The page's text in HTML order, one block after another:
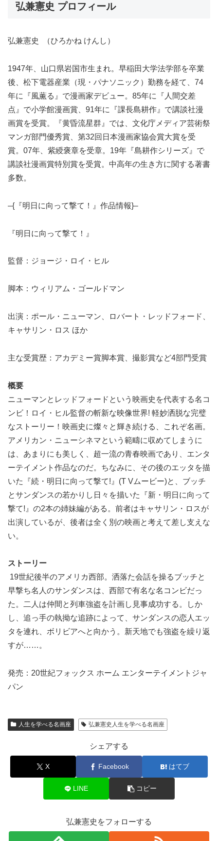
弘兼憲史 プロフィール
弘兼憲史 （ひろかね けんし）
1947年、山口県岩国市生まれ。早稲田大学法学部を卒業
後、松下電器産業（現・パナソニック）勤務を経て、74
年に『風薫る』で漫画家デビュー。85年に『人間交差
点』で小学館漫画賞、91年に『課長島耕作』で講談社漫
画賞を受賞。『黄昏流星群』では、文化庁メディア芸術祭
マンガ部門優秀賞、第32回日本漫画家協会賞大賞を受
賞。07年、紫綬褒章を受章。19年『島耕作シリーズ』で
講談社漫画賞特別賞を受賞。中高年の生き方に関する著書
多数。
–{『明日に向って撃て！』作品情報}–
『明日に向って撃て！』
監督：ジョージ・ロイ・ヒル
脚本：ウィリアム・ゴールドマン
出演：ポール・ニューマン、ロバート・レッドフォード、
キャサリン・ロス ほか
主な受賞歴：アカデミー賞脚本賞、撮影賞など4部門受賞
概要
ニューマンとレッドフォードという映画史を代表する名コ
ンビ！ロイ・ヒル監督の斬新な映像世界! 軽妙洒脱な完璧
なストーリー！映画史に燦々と輝き続ける、これぞ名画。
アメリカン・ニューシネマという範疇に収めてしまうに
は、あまりにも美しく、超一流の青春映画であり、エンタ
ーテイメント作品なのだ。ちなみに、その後のエッタを描
いた『続・明日に向って撃て!』(T Vムービー)と、ブッチ
とサンダンスの若かりし日々を描いた『新・明日に向って
撃て!』の2本の姉妹編がある。前者はキャサリン・ロスが
出演しているが、後者は全く別の映画と考えて差し支えな
い。
ストーリー
19世紀後半のアメリカ西部。洒落た会話を操るブッチと
早撃ち名人のサンダンスは、西部で有名な名コンビだっ
た。二人は仲間と列車強盗を計画し見事成功する。しか
し、追っ手の執拗な追跡によって、サンダンスの恋人エッ
タを連れ、ボリビアへと向かう。新天地でも強盗を繰り返
すが……。
発売：20世紀フォックス ホーム エンターテイメントジャ
パン
人生を学べる名画座 弘兼憲史人生を学べる名画座
シェアする
X Facebook はてブ
LINE コピー
弘兼憲史をフォローする